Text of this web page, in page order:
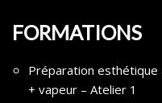
FORMATIONS
Préparation esthétique
+ vapeur – Atelier 1